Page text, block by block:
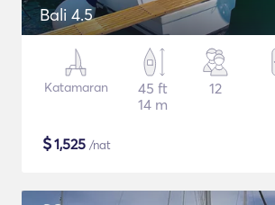
Bali 4.5
Katamaran
45 ft
14 m
12
$1,525 /nat